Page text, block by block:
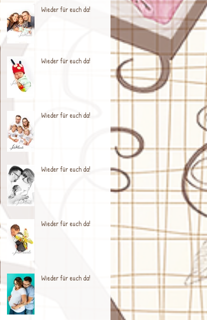
Wieder für euch da!
Wieder für euch da!
Wieder für euch da!
Wieder für euch da!
Wieder für euch da!
Wieder für euch da!